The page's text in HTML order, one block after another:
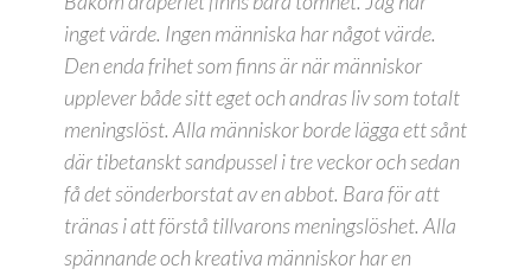
inget värde. Ingen människa har något värde.
Den enda frihet som finns är när människor
upplever både sitt eget och andras liv som totalt
meningslöst. Alla människor borde lägga ett sånt
där tibetanskt sandpussel i tre veckor och sedan
få det sönderborstat av en abbot. Bara för att
tränas i att förstå tillvarons meningslöshet. Alla
spännande och kreativa människor har en